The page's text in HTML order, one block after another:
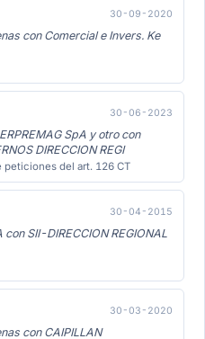
30-09-2020
con Comercial e Invers. Ke
30-06-2023
SpA y otro con
DIRECCION REGI
peticiones del art. 126 CT
30-04-2015
con SII-DIRECCION REGIONAL
30-03-2020
con CAIPILLAN